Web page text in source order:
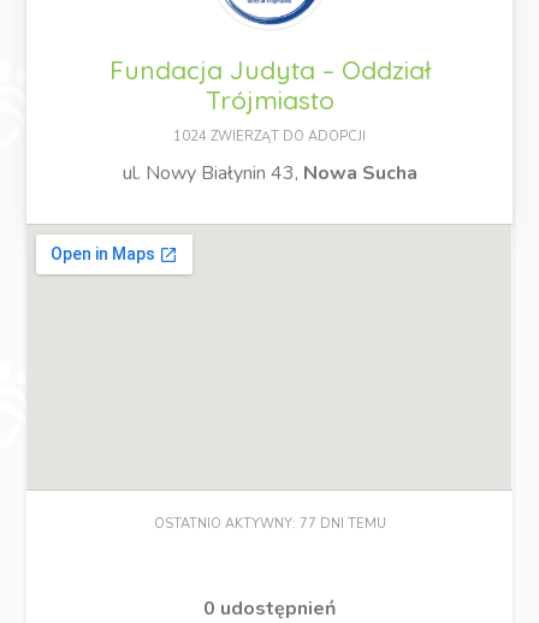
Fundacja Judyta – Oddział
Trójmiasto
1024 ZWIERZĄT DO ADOPCJI
ul. Nowy Białynin 43, Nowa Sucha
OSTATNIO AKTYWNY: 77 DNI TEMU
0 udostępnień